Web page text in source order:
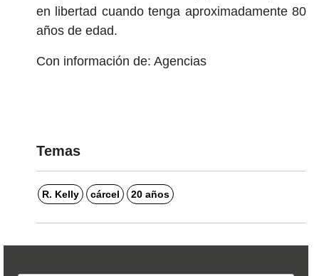
en libertad cuando tenga aproximadamente 80
años de edad.
Con información de: Agencias
Temas
R. Kelly cárcel 20 años